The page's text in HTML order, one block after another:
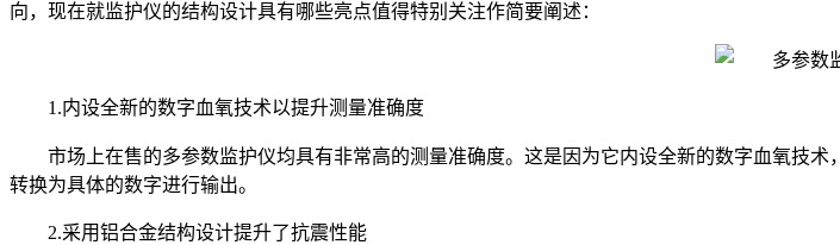
向，现在就监护仪的结构设计具有哪些亮点值得特别关注作简要阐述：
1.内设全新的数字血氧技术以提升测量准确度
市场上在售的多参数监护仪均具有非常高的测量准确度。这是因为它内设全新的数字血氧技
转换为具体的数字进行输出。
2.采用铝合金结构设计提升了抗震性能